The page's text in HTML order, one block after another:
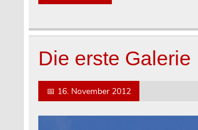
Die erste Galerie
📅 16. November 2012